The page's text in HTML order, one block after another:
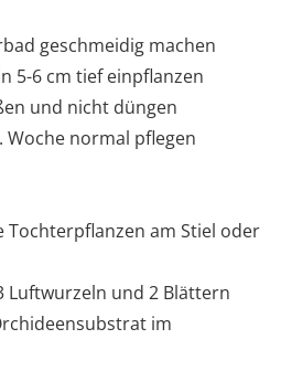
geschmeidig machen
5-6 cm tief einpflanzen
und nicht düngen
Woche normal pflegen
Tochterpflanzen am Stiel oder
Luftwurzeln und 2 Blättern
im